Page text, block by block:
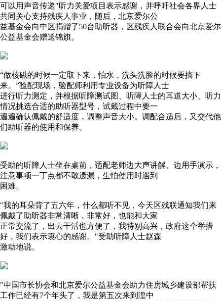
可以用声音传递"听力关爱项目表示感谢，并呼吁社会各界人士
共同关心支持残疾人事业，随后，北京爱尔公
益基金会向中区捐赠了50台助听器，区残疾人联合会向北京爱尔
公益基金会赠送锦旗。
“做核磁的时候一定取下来，怕水，洗头洗脸的时候要摘下
来。”验配现场，验配师利用专业设备为听障人士
进行听力测定，并根据听障测试图、听障人士的耳道大小、听力
情况挑选合适的助听器型号，试戴过程中要一
遍遍确认佩戴的舒适度，调整声音大小。调配合适后，又交代他
们助听器的使用和保养。
受助的听障人士坐在桌前，适配老师边大声讲解、边用手演示，
注意事项一丁点都不敢遗漏，生怕使用时遇到
困难。
"我的耳朵背了五六年，什么都听不见，今天区残联通知我们来
佩戴了助听器非常清晰，非常好，也能和大家
正常交流了，出去干活也方便了，我特别高兴，政府这个举措
好，我们表示衷心的感谢。"受助听障人士赵森
激动地说。
"中国市长协会和北京爱尔公益基金会助力住房城乡建设部帮扶
工作已经有7个年头了，我是第五次来到湟中